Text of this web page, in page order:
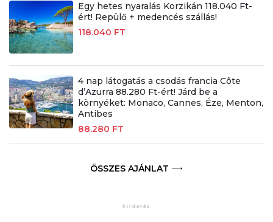
Egy hetes nyaralás Korzikán 118.040 Ft-
ért! Repülő + medencés szállás!
118.040 FT
4 nap látogatás a csodás francia Côte
d’Azurra 88.280 Ft-ért! Járd be a
környéket: Monaco, Cannes, Éze, Menton,
Antibes
88.280 FT
ÖSSZES AJÁNLAT